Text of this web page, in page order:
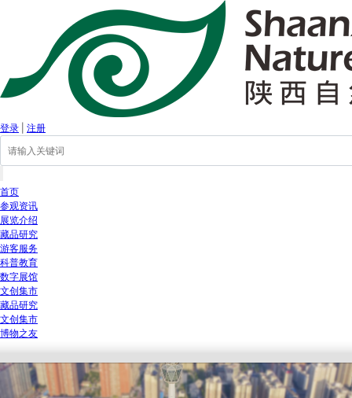
登录 注册
首页
参观资讯
展览介绍
藏品研究
游客服务
科普教育
数字展馆
文创集市
藏品研究
文创集市
博物之友